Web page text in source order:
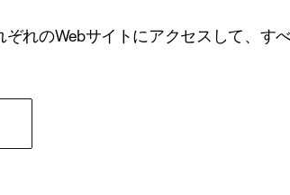
れのWebサイトにアクセスして、す